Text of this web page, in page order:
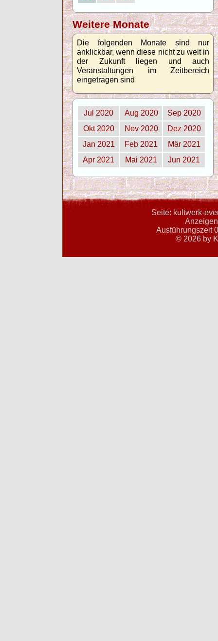
Weitere Monate
Die folgenden Monate sind nur
anklickbar, wenn diese nicht zu weit in
der Zukunft liegen und auch
Veranstaltungen im Zeitbereich
eingetragen sind
Jul 2020 Aug 2020
Sep 2020
Okt 2020
Nov 2020
Dez 2020
Jan 2021
Feb 2021
Mär 2021
Apr 2021
Mai 2021 Jun 2021
Seite: kultwerk-
Ausführungszeit
© 2026 by